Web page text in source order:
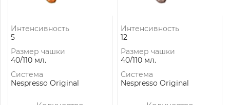
Интенсивность
5
Размер чашки
40/110 мл.
Система
Nespresso Original
Интенсивность
12
Размер чашки
40/110 мл.
Система
Nespresso Original